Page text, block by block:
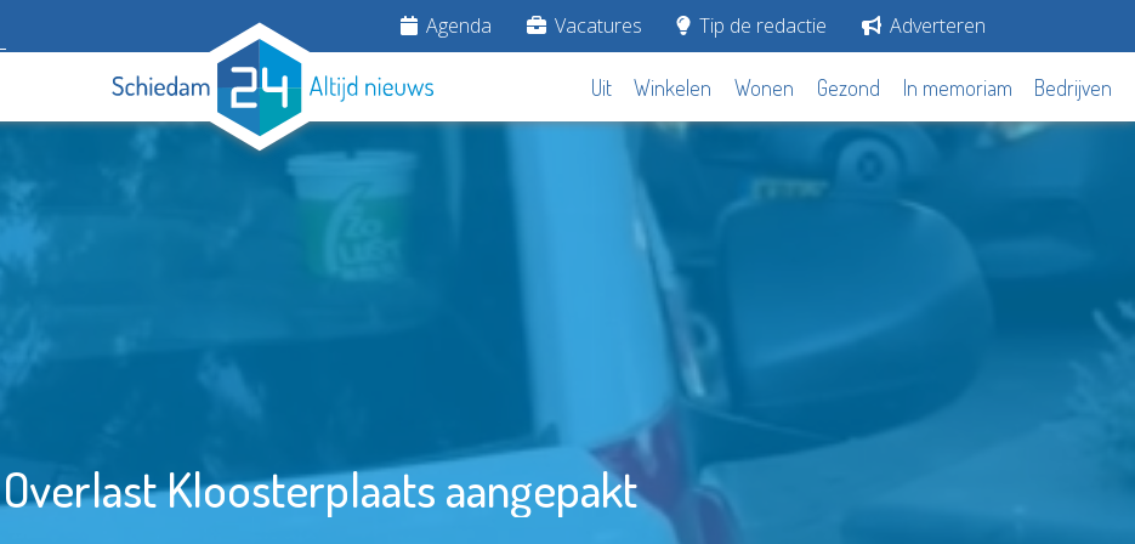
Agenda Vacatures Tip de redactie Adverteren
Uit Winkelen Wonen Gezond In memoriam Bedrijven
Overlast Kloosterplaats aangepakt